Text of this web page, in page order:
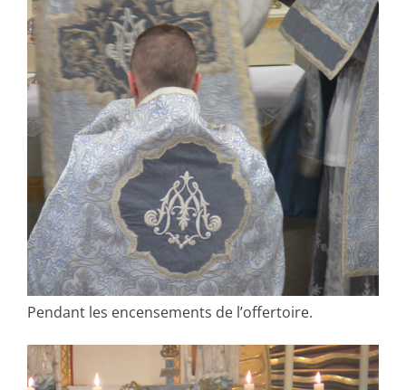
Pendant les encensements de l’offertoire.